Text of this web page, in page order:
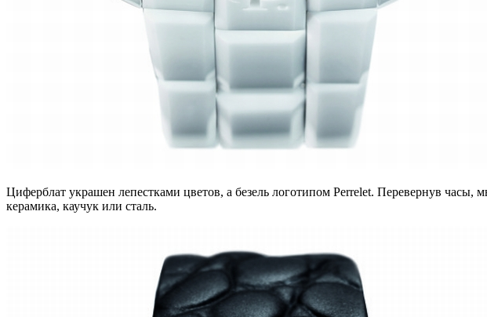
Циферблат украшен лепестками цветов, а безель логотипом Perrelet. Перевернув часы,
керамика, каучук или сталь.